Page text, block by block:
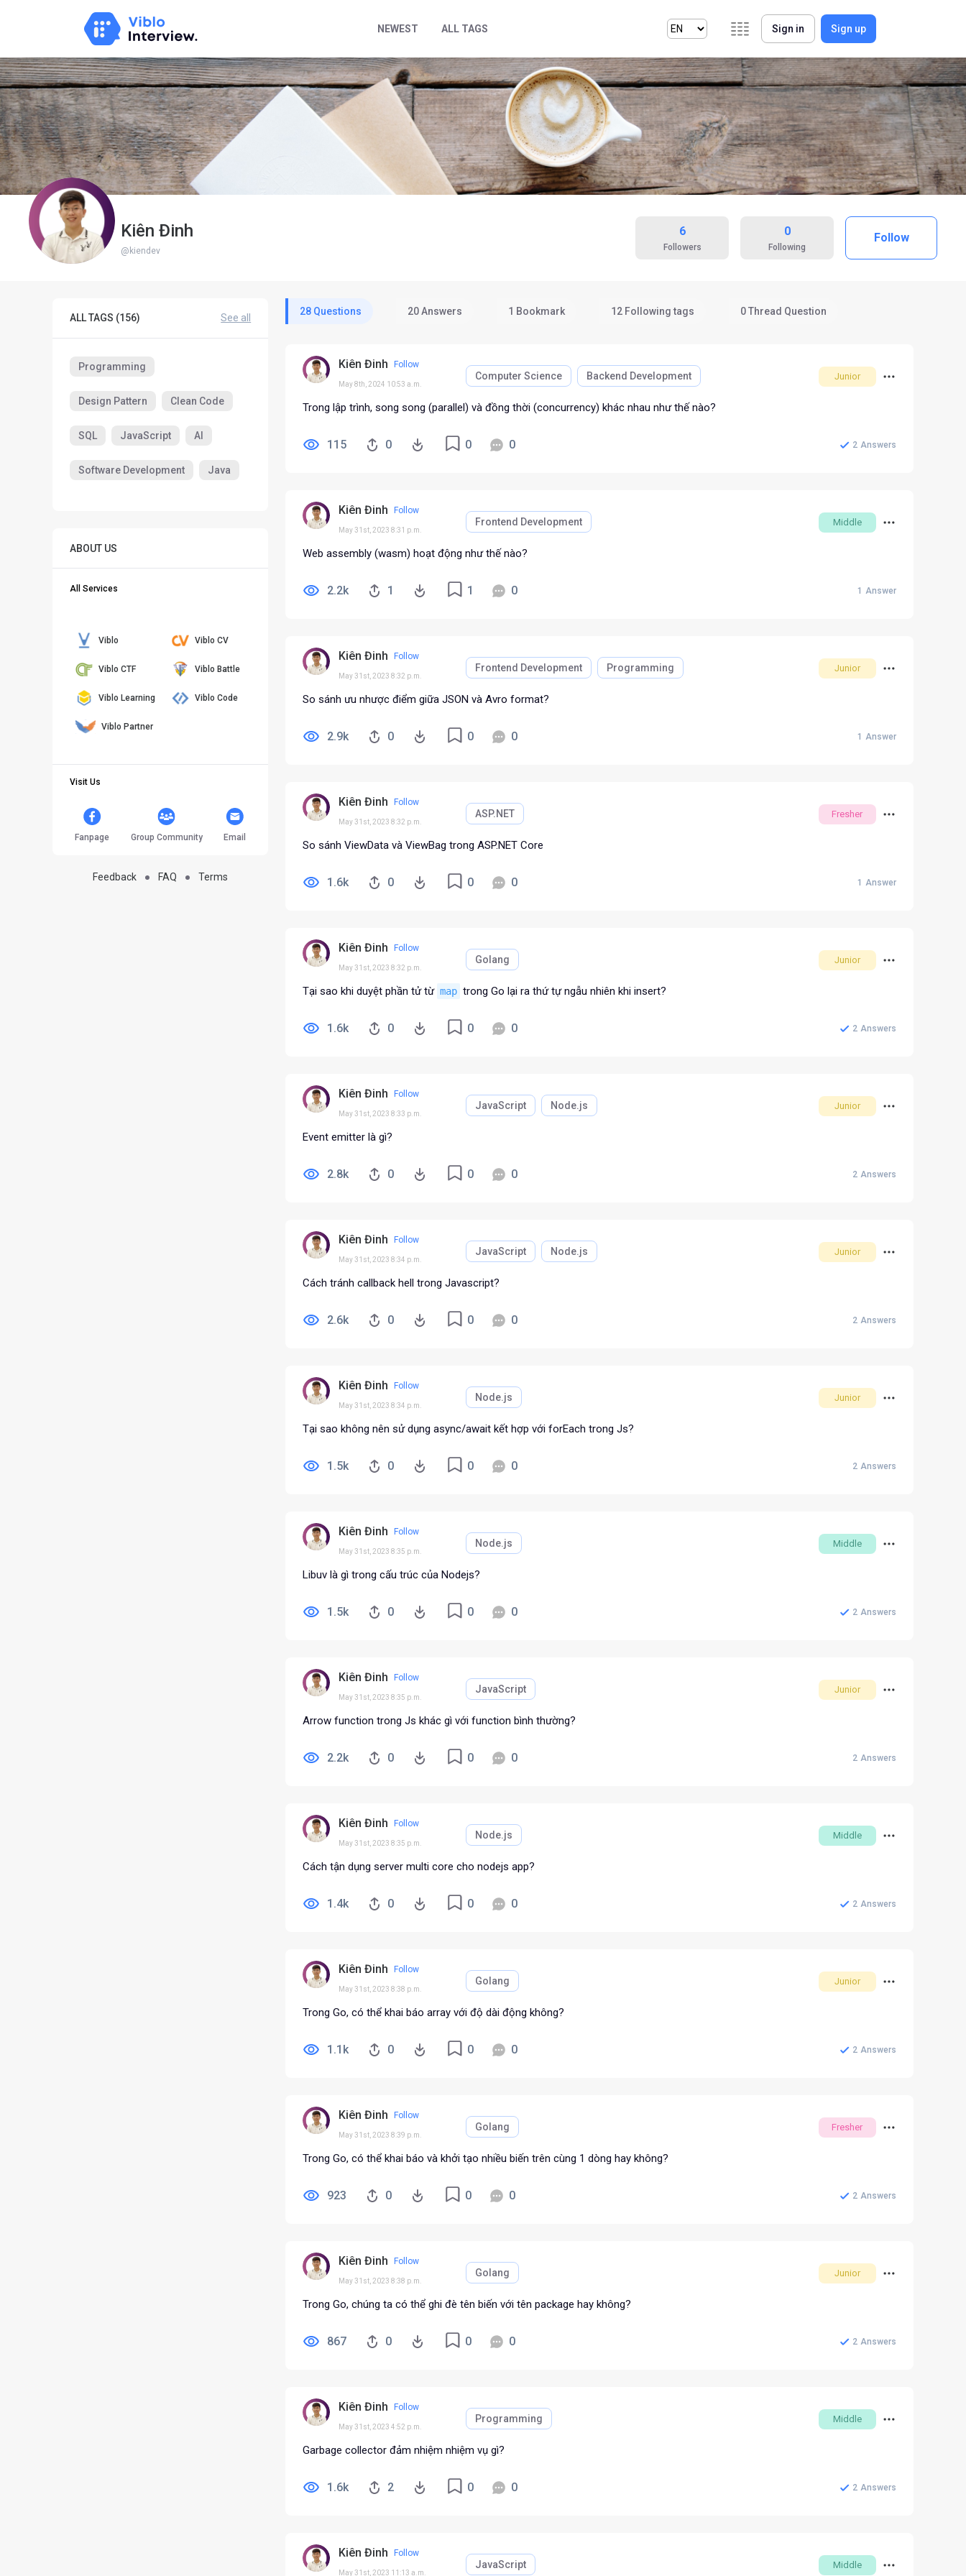
NEWEST ALL TAGS Sign in Sign up
Kiên Đinh
@kiendev
6
Followers
0
Following
Follow
ALL TAGS (156) See all
Programming
Design Pattern Clean Code
SQL JavaScript AI
Software Development Java
ABOUT US
All Services
Viblo
Viblo CTF
Viblo Learning
Viblo Partner
Viblo CV
Viblo Battle
Viblo Code
Visit Us
Fanpage Group Community Email
Feedback FAQ Terms
28 Questions 20 Answers 1 Bookmark 12 Following tags 0 Thread Question
Kiên Đinh Follow
May 8th, 2024 10:53 a.m.
Computer Science Backend Development Junior
Trong lập trình, song song (parallel) và đồng thời (concurrency) khác nhau như thế nào?
115 0 0 0 2 Answers
Kiên Đinh Follow
May 31st, 2023 8:31 p.m.
Frontend Development Middle
Web assembly (wasm) hoạt động như thế nào?
2.2k 1 1 0 1 Answer
Kiên Đinh Follow
May 31st, 2023 8:32 p.m.
Frontend Development Programming Junior
So sánh ưu nhược điểm giữa JSON và Avro format?
2.9k 0 0 0 1 Answer
Kiên Đinh Follow
May 31st, 2023 8:32 p.m.
ASP.NET Fresher
So sánh ViewData và ViewBag trong ASP.NET Core
1.6k 0 0 0 1 Answer
Kiên Đinh Follow
May 31st, 2023 8:32 p.m.
Golang Junior
Tại sao khi duyệt phần tử từ map trong Go lại ra thứ tự ngẫu nhiên khi insert?
1.6k 0 0 0 2 Answers
Kiên Đinh Follow
May 31st, 2023 8:33 p.m.
JavaScript Node.js Junior
Event emitter là gì?
2.8k 0 0 0 2 Answers
Kiên Đinh Follow
May 31st, 2023 8:34 p.m.
JavaScript Node.js Junior
Cách tránh callback hell trong Javascript?
2.6k 0 0 0 2 Answers
Kiên Đinh Follow
May 31st, 2023 8:34 p.m.
Node.js Junior
Tại sao không nên sử dụng async/await kết hợp với forEach trong Js?
1.5k 0 0 0 2 Answers
Kiên Đinh Follow
May 31st, 2023 8:35 p.m.
Node.js Middle
Libuv là gì trong cấu trúc của Nodejs?
1.5k 0 0 0 2 Answers
Kiên Đinh Follow
May 31st, 2023 8:35 p.m.
JavaScript Junior
Arrow function trong Js khác gì với function bình thường?
2.2k 0 0 0 2 Answers
Kiên Đinh Follow
May 31st, 2023 8:35 p.m.
Node.js Middle
Cách tận dụng server multi core cho nodejs app?
1.4k 0 0 0 2 Answers
Kiên Đinh Follow
May 31st, 2023 8:38 p.m.
Golang Junior
Trong Go, có thể khai báo array với độ dài động không?
1.1k 0 0 0 2 Answers
Kiên Đinh Follow
May 31st, 2023 8:39 p.m.
Golang Fresher
Trong Go, có thể khai báo và khởi tạo nhiều biến trên cùng 1 dòng hay không?
923 0 0 0 2 Answers
Kiên Đinh Follow
May 31st, 2023 8:38 p.m.
Golang Junior
Trong Go, chúng ta có thể ghi đè tên biến với tên package hay không?
867 0 0 0 2 Answers
Kiên Đinh Follow
May 31st, 2023 4:52 p.m.
Programming Middle
Garbage collector đảm nhiệm nhiệm vụ gì?
1.6k 2 0 0 2 Answers
Kiên Đinh Follow
May 31st, 2023 11:13 a.m.
JavaScript Middle